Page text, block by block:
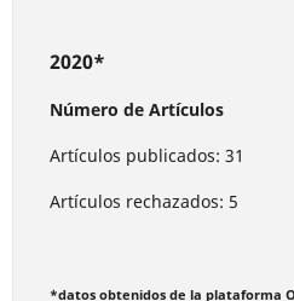
2020*
Número de Artículos
Artículos publicados: 31
Artículos rechazados: 5
*datos obtenidos de la plataforma